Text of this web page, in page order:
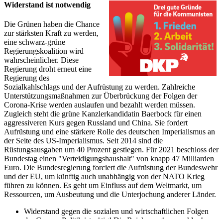
Widerstand ist notwendig
Die Grünen haben die Chance
zur stärksten Kraft zu werden,
eine schwarz-grüne
Regierungskoalition wird
wahrscheinlicher. Diese
Regierung droht erneut eine
Regierung des
Sozialkahlschlags und der Aufrüstung zu werden. Zahlreiche
Unterstützungsmaßnahmen zur Überbrückung der Folgen der
Corona-Krise werden auslaufen und bezahlt werden müssen.
Zugleich steht die grüne Kanzlerkandidatin Baerbock für einen
aggressiveren Kurs gegen Russland und China. Sie fordert
Aufrüstung und eine stärkere Rolle des deutschen Imperialismus an
der Seite des US-Imperialismus. Seit 2014 sind die
Rüstungsausgaben um 40 Prozent gestiegen. Für 2021 beschloss der
Bundestag einen "Verteidigungshaushalt" von knapp 47 Milliarden
Euro. Die Bundesregierung forciert die Aufrüstung der Bundeswehr
und der EU, um künftig auch unabhängig von der NATO Krieg
führen zu können. Es geht um Einfluss auf dem Weltmarkt, um
Ressourcen, um Ausbeutung und die Unterjochung anderer Länder.
Widerstand gegen die sozialen und wirtschaftlichen Folgen